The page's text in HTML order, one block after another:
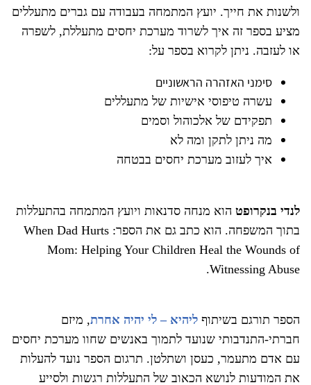
ולשנות את חייך. יועץ המתמחה בעבודה עם גברים מתעללים
מציע בספר זה איך לשרוד מערכת יחסים מתעללת, לשפרה
או לעזבה. ניתן לקרוא בספר על:
סימני האזהרה הראשוניים
עשרה טיפוסי אישיות של מתעללים
תפקידם של אלכוהול וסמים
מה ניתן לתקן ומה לא
איך לעזוב מערכת יחסים בבטחה
לנדי בנקרופט הוא מנחה סדנאות ויועץ המתמחה בהתעללות
בתוך המשפחה. הוא כתב גם את הספר: When Dad Hurts
Mom: Helping Your Children Heal the Wounds of
Witnessing Abuse.
הספר תורגם בשיתוף ליהיא – לי יהיה אחרת, מיזם
חברתי-התנדבותי שנועד לתמוך באנשים שחוו מערכת יחסים
עם אדם מתעמר, כעסן ושתלטן. תרגום הספר נועד להעלות
את המודעות לנושא הכאוב של התעללות רגשות ולסייע